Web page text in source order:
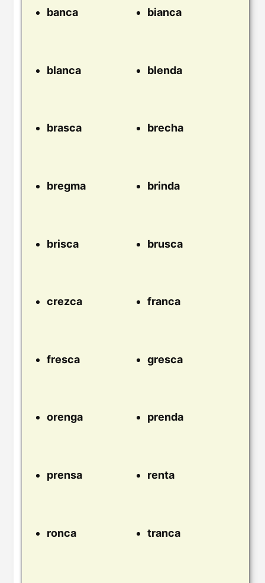
banca bianca
blanca blenda
brasca brecha
bregma brinda
brisca brusca
crezca franca
fresca gresca
orenga prenda
prensa renta
ronca tranca